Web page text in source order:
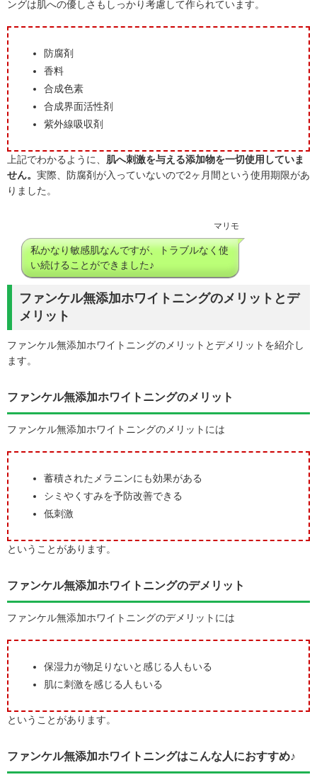
ングは肌への優しさもしっかり考慮して作られています。
防腐剤
香料
合成色素
合成界面活性剤
紫外線吸収剤
上記でわかるように、 肌へ刺激を与える添加物を一切使用していま
せん。 実際、防腐剤が入っていないので2ヶ月間という使用期限があ
りました。
マリモ
私かなり敏感肌なんですが、トラブルなく使
い続けることができました♪
ファンケル無添加ホワイトニングのメリットとデ
メリット
ファンケル無添加ホワイトニングのメリットとデメリットを紹介し
ます。
ファンケル無添加ホワイトニングのメリット
ファンケル無添加ホワイトニングのメリットには
蓄積されたメラニンにも効果がある
シミやくすみを予防改善できる
低刺激
ということがあります。
ファンケル無添加ホワイトニングのデメリット
ファンケル無添加ホワイトニングのデメリットには
保湿力が物足りないと感じる人もいる
肌に刺激を感じる人もいる
ということがあります。
ファンケル無添加ホワイトニングはこんな人におすすめ♪